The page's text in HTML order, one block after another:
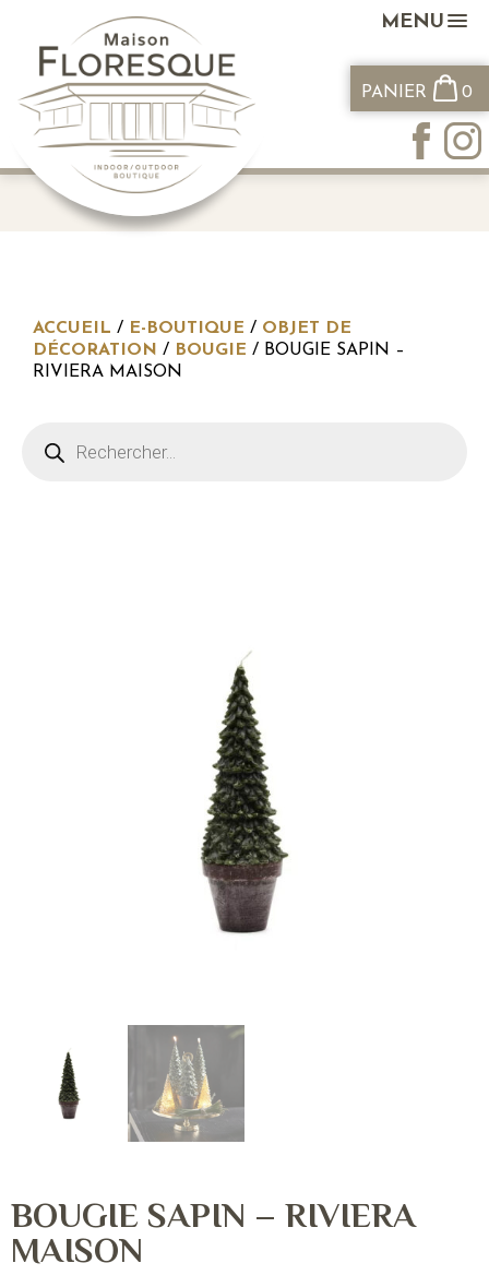
MENU
PANIER 0
ACCUEIL / E-BOUTIQUE / OBJET DE
DÉCORATION / BOUGIE / BOUGIE SAPIN –
RIVIERA MAISON
BOUGIE SAPIN – RIVIERA
MAISON